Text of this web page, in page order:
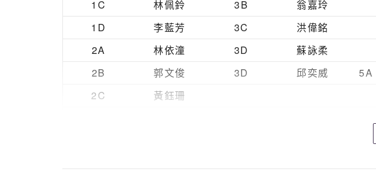
4A
4A
5A
5A
1C
林佩鈴 3B 翁嘉玲
1D
李藍芳 3C 洪偉銘
2A
林依潼 3D 蘇詠柔
2B
郭文俊 3D 邱奕威 5A
2C
黃鈺珊